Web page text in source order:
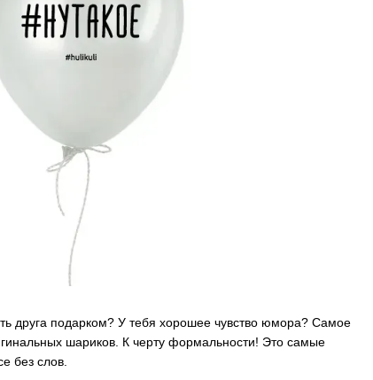
друга подарком? У тебя хорошее чувство юмора? Самое
шариков. К черту формальности! Это самые
без слов.